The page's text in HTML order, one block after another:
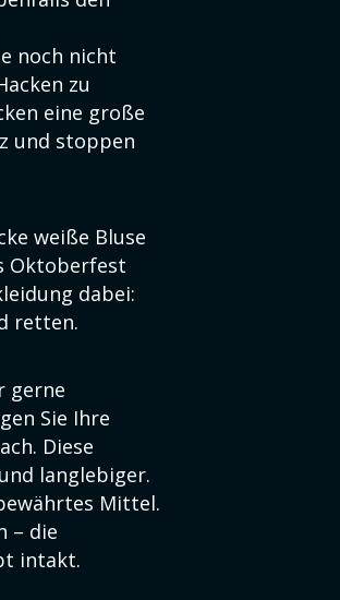
noch nicht
zu
eine große
und stoppen
weiße Bluse
Oktoberfest
dabei:
retten.
gerne
Sie Ihre
Diese
langlebiger.
Mittel.
– die
intakt.